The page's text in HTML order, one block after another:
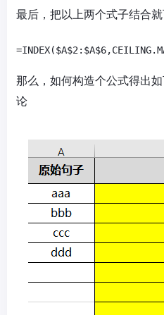
最后，把以上两个式子结合
那么，如何构造个公式得出
论